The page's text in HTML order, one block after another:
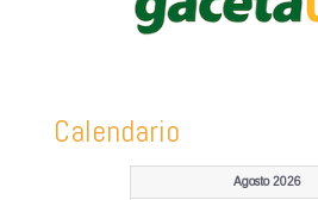
Calendario
Agosto 2026